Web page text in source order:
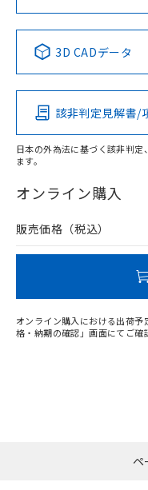
Pb Hg
O
在庫等で未対応品が混
問い合わせください。
No No
こ
その他の認証
3D CADデータ
該非判定見解書/
日本の外為法に基づく該非判定
ます。
オンライン購入
販売価格（税込）
オンライン購入における出荷
格・納期の確認」画面にてご確
ペ